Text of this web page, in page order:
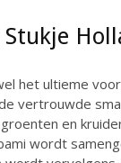
het ultieme
vertrouwde
en
wordt